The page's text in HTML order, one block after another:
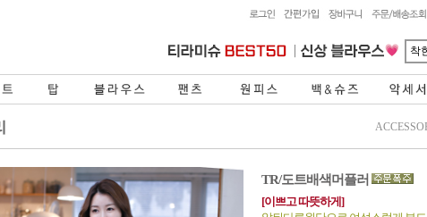
TR/도트배색머플러
[이쁘고 따뜻하게]